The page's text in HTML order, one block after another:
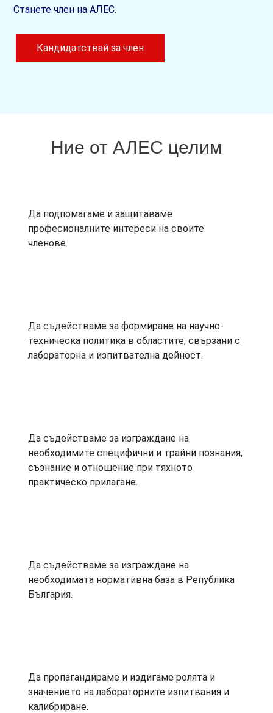
Станете член на АЛЕС.
Кандидатствай за член
Ние от АЛЕС целим
Да подпомагаме и защитаваме
професионалните интереси на своите
членове.
Да съдействаме за формиране на научно-
техническа политика в областите, свързани с
лабораторна и изпитвателна дейност.
Да съдействаме за изграждане на
необходимите специфични и трайни познания,
съзнание и отношение при тяхното
практическо прилагане.
Да съдействаме за изграждане на
необходимата нормативна база в Република
България.
Да пропагандираме и издигаме ролята и
значението на лабораторните изпитвания и
калибриране.